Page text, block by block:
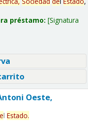
préstamo: Signatura
Oeste,
l Estado.